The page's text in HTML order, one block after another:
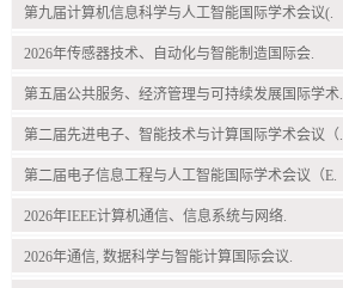
第九届计算机信息科学与人工智能国际学术会议(.
2026年传感器技术、自动化与智能制造国际会.
第五届公共服务、经济管理与可持续发展国际学术.
第二届先进电子、智能技术与计算国际学术会议（.
第二届电子信息工程与人工智能国际学术会议（E.
2026年IEEE计算机通信、信息系统与网络.
2026年通信, 数据科学与智能计算国际会议.